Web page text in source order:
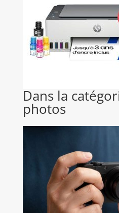
Dans la
photos